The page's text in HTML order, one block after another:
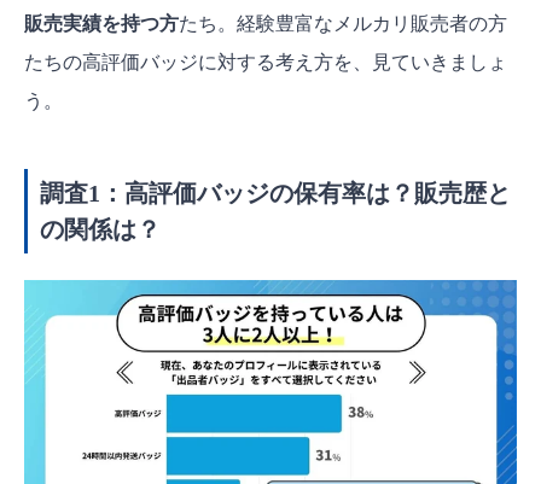
販売実績を持つ方たち。経験豊富なメルカリ販売者の方
たちの高評価バッジに対する考え方を、見ていきましょ
う。
調査1：高評価バッジの保有率は？販売歴と
の関係は？